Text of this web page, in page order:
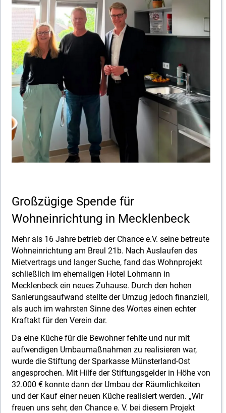
Großzügige Spende für
Wohneinrichtung in Mecklenbeck
Mehr als 16 Jahre betrieb der Chance e.V. seine betreute
Wohneinrichtung am Breul 21b. Nach Auslaufen des
Mietvertrags und langer Suche, fand das Wohnprojekt
schließlich im ehemaligen Hotel Lohmann in
Mecklenbeck ein neues Zuhause. Durch den hohen
Sanierungsaufwand stellte der Umzug jedoch finanziell,
als auch im wahrsten Sinne des Wortes einen echter
Kraftakt für den Verein dar.
Da eine Küche für die Bewohner fehlte und nur mit
aufwendigen Umbaumaßnahmen zu realisieren war,
wurde die Stiftung der Sparkasse Münsterland-Ost
angesprochen. Mit Hilfe der Stiftungsgelder in Höhe von
32.000 € konnte dann der Umbau der Räumlichkeiten
und der Kauf einer neuen Küche realisiert werden. „Wir
freuen uns sehr, den Chance e. V. bei diesem Projekt
Spenden
Jobcoach
Jobwerkstatt
Radeln ohne Alter
Job-Brücke